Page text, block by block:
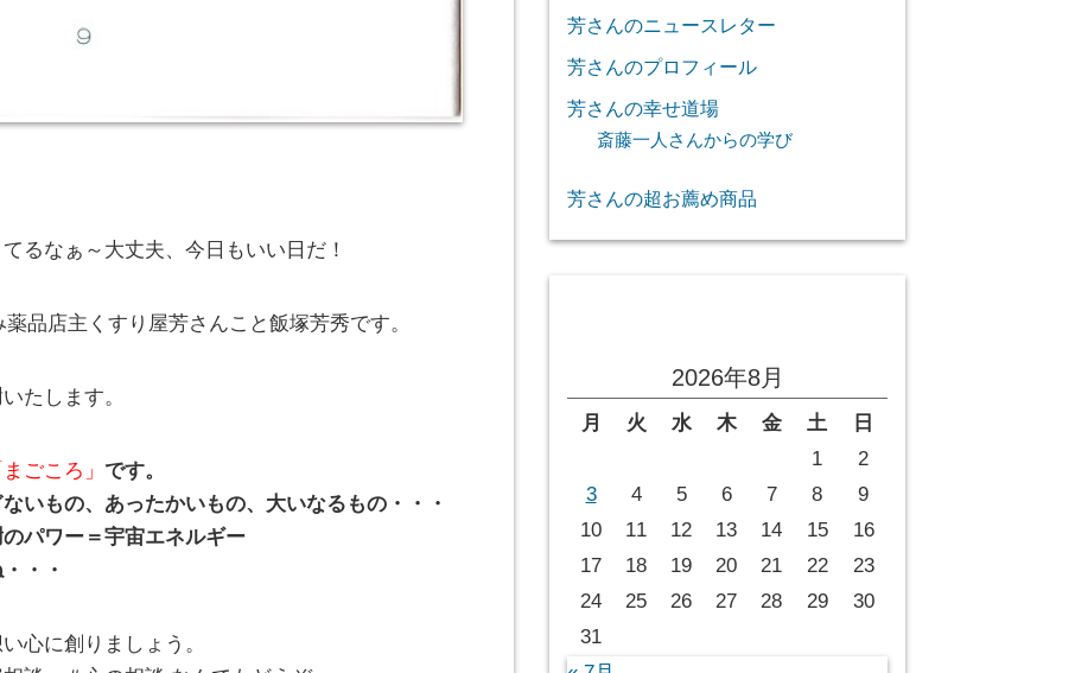
るなぁ～大丈夫、今日もいい日だ！
品店主くすり屋芳さんこと飯塚芳秀です。
たします。
まごころ」 です。
いもの、あったかいもの、大いなるもの・・・
パワー＝宇宙エネルギー
・・
心に創りましょう。
芳さんのニュースレター
芳さんのプロフィール
芳さんの幸せ道場
斎藤一人さんからの学び
芳さんの超お薦め商品
2026年8月
月 火 水 木 金 土
日
1
2
3
4 5 6 7 8
9
10
11 12 13 14 15
16
17
18 19 20 21 22
23
24
25 26 27 28 29
30
31